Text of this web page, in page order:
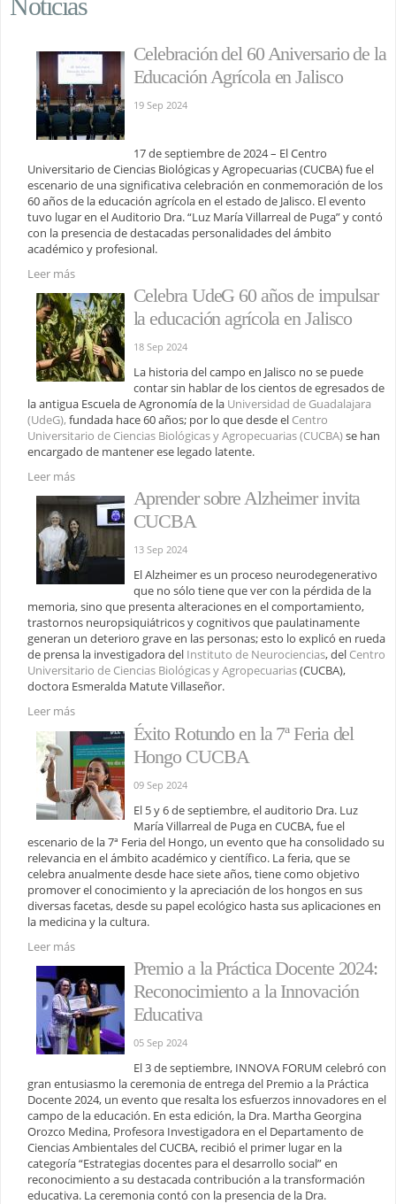
Celebración del 60 Aniversario de la
Educación Agrícola en Jalisco
19 Sep 2024
17 de septiembre de 2024 – El Centro
Universitario de Ciencias Biológicas y Agropecuarias (CUCBA) fue el
escenario de una significativa celebración en conmemoración de los
60 años de la educación agrícola en el estado de Jalisco. El evento
tuvo lugar en el Auditorio Dra. “Luz María Villarreal de Puga” y contó
con la presencia de destacadas personalidades del ámbito
académico y profesional.
Leer más
Celebra UdeG 60 años de impulsar
la educación agrícola en Jalisco
18 Sep 2024
La historia del campo en Jalisco no se puede
contar sin hablar de los cientos de egresados de
la antigua Escuela de Agronomía de la Universidad de Guadalajara
(UdeG), fundada hace 60 años; por lo que desde el Centro
Universitario de Ciencias Biológicas y Agropecuarias (CUCBA)se han
encargado de mantener ese legado latente.
Leer más
Aprender sobre Alzheimer invita
CUCBA
13 Sep 2024
El Alzheimer es un proceso neurodegenerativo
que no sólo tiene que ver con la pérdida de la
memoria, sino que presenta alteraciones en el comportamiento,
trastornos neuropsiquiátricos y cognitivos que paulatinamente
generan un deterioro grave en las personas; esto lo explicó en rueda
de prensa la investigadora del Instituto de Neurociencias, del Centro
Universitario de Ciencias Biológicas y Agropecuarias(CUCBA),
doctora Esmeralda Matute Villaseñor.
Leer más
Éxito Rotundo en la 7ª Feria del
Hongo CUCBA
09 Sep 2024
El 5 y 6 de septiembre, el auditorio Dra. Luz
María Villarreal de Puga en CUCBA, fue el
escenario de la 7ª Feria del Hongo, un evento que ha consolidado su
relevancia en el ámbito académico y científico. La feria, que se
celebra anualmente desde hace siete años, tiene como objetivo
promover el conocimiento y la apreciación de los hongos en sus
diversas facetas, desde su papel ecológico hasta sus aplicaciones en
la medicina y la cultura.
Leer más
Premio a la Práctica Docente 2024:
Reconocimiento a la Innovación
Educativa
05 Sep 2024
El 3 de septiembre, INNOVA FORUM celebró con
gran entusiasmo la ceremonia de entrega del Premio a la Práctica
Docente 2024, un evento que resalta los esfuerzos innovadores en el
campo de la educación. En esta edición, la Dra. Martha Georgina
Orozco Medina, Profesora Investigadora en el Departamento de
Ciencias Ambientales del CUCBA, recibió el primer lugar en la
categoría “Estrategias docentes para el desarrollo social” en
reconocimiento a su destacada contribución a la transformación
educativa. La ceremonia contó con la presencia de la Dra.